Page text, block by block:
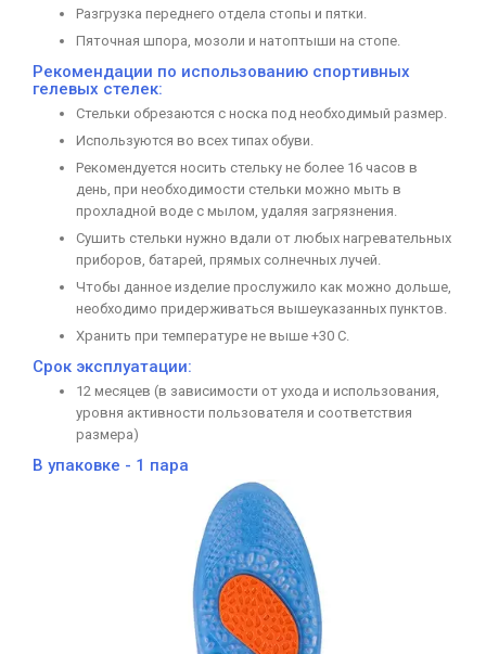
Разгрузка переднего отдела стопы и пятки.
Пяточная шпора, мозоли и натоптыши на стопе.
Рекомендации по использованию спортивных
гелевых стелек:
Стельки обрезаются с носка под необходимый размер.
Используются во всех типах обуви.
Рекомендуется носить стельку не более 16 часов в
день, при необходимости стельки можно мыть в
прохладной воде с мылом, удаляя загрязнения.
Сушить стельки нужно вдали от любых нагревательных
приборов, батарей, прямых солнечных лучей.
Чтобы данное изделие прослужило как можно дольше,
необходимо придерживаться вышеуказанных пунктов.
Хранить при температуре не выше +30 С.
Срок эксплуатации:
12 месяцев (в зависимости от ухода и использования,
уровня активности пользователя и соответствия
размера)
В упаковке - 1 пара